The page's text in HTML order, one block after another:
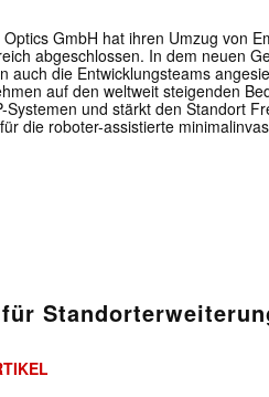
GmbH hat ihren Umzug von
abgeschlossen. In dem neuen
auch die Entwicklungsteams
auf den weltweit steigenden
Systemen und stärkt den Standort
die roboter-assistierte